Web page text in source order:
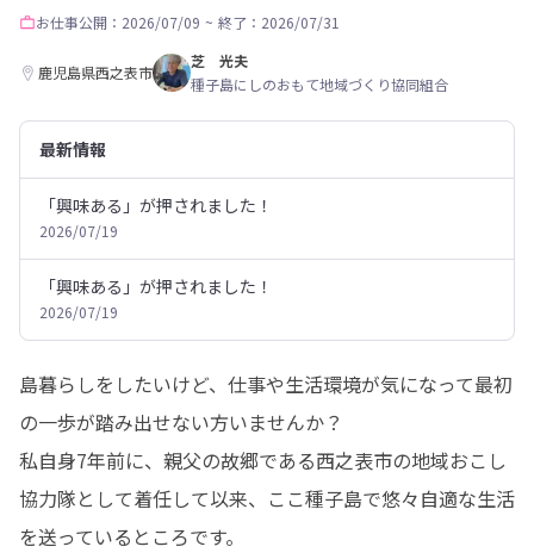
お仕事公開：2026/07/09 ~ 終了：2026/07/31
鹿児島県西之表市
芝 光夫
種子島にしのおもて地域づくり協同組合
最新情報
「興味ある」が押されました！
2026/07/19
「興味ある」が押されました！
2026/07/19
島暮らしをしたいけど、仕事や生活環境が気になって最初
の一歩が踏み出せない方いませんか？
私自身7年前に、親父の故郷である西之表市の地域おこし
協力隊として着任して以来、ここ種子島で悠々自適な生活
を送っているところです。